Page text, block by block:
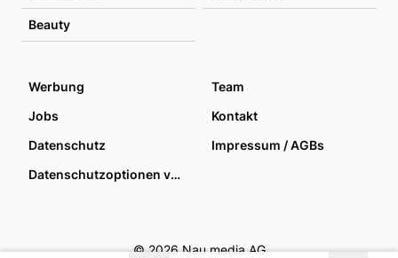
Beauty
Werbung
Team
Jobs
Kontakt
Datenschutz
Impressum / AGBs
Datenschutzoptionen verwalten
© 2026 Nau media AG